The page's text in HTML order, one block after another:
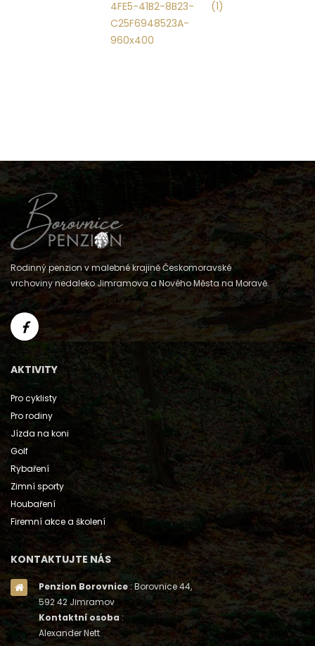
Rodinný penzion v malebné krajině Českomoravské
vrchoviny nedaleko Jimramova a Nového Města na Moravě.
AKTIVITY
Pro cyklisty
Pro rodiny
Jízda na koni
Golf
Rybaření
Zimní sporty
Houbaření
Firemní akce a školení
KONTAKTUJTE NÁS
Penzion Borovnice : Borovnice 44,
592 42 Jimramov
Kontaktní osoba :
Alexander Nett